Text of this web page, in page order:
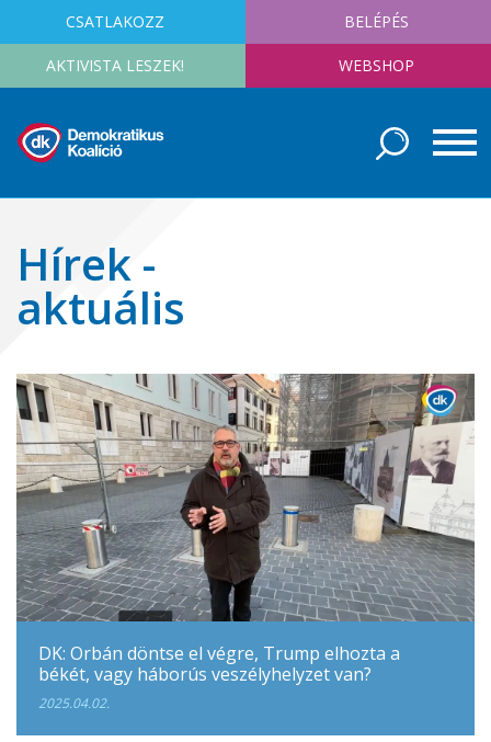
CSATLAKOZZ BELÉPÉS
AKTIVISTA LESZEK! WEBSHOP
Hírek -
aktuális
DK: Orbán döntse el végre, Trump elhozta a
békét, vagy háborús veszélyhelyzet van?
2025.04.02.